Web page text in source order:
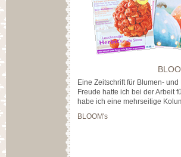
Eine Zeitschrift für Blumen-
Freude hatte ich bei der Arbeit
habe ich eine mehrseitige
BLOOM's